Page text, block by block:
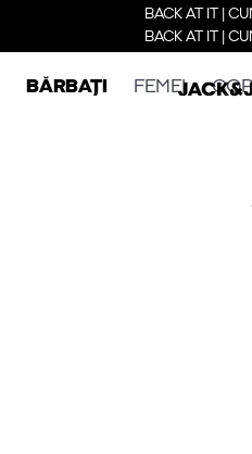
BACK AT IT |
BACK AT IT |
BĂRBAȚI FEMEI